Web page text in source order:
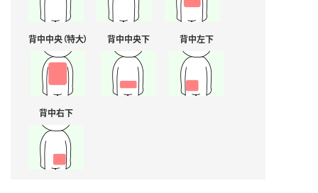
背中中央（特大） 背中中央下 背中左下
背中右下